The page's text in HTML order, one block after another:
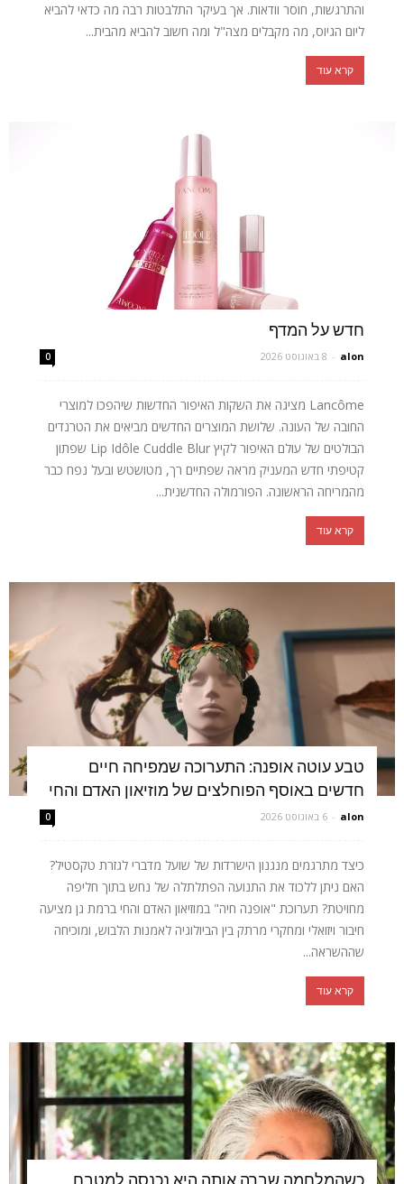
והתרגשות, חוסר וודאות. אך בעיקר התלבטות רבה מה כדאי להביא
ליום הגיוס, מה מקבלים מצה"ל ומה חשוב להביא מהבית...
קרא עוד
חדש על המדף
alon
- 8 באוגוסט 2026 0
Lancôme מציגה את השקות האיפור החדשות שיהפכו למוצרי
החובה של העונה. שלושת המוצרים החדשים מביאים את הטרנדים
הבולטים של עולם האיפור לקיץ Lip Idôle Cuddle Blur שפתון
קטיפתי חדש המעניק מראה שפתיים רך, מטושטש ובעל נפח כבר
מהמריחה הראשונה. הפורמולה החדשנית...
קרא עוד
טבע עוטה אופנה: התערוכה שמפיחה חיים
חדשים באוסף הפוחלצים של מוזיאון האדם והחי
alon
- 6 באוגוסט 2026 0
כיצד מתרגמים מנגנון הישרדות של שועל מדברי לגזרת טקסטיל?
האם ניתן ללכוד את התנועה הפתלתלה של נחש בתוך חליפה
מחויטת? תערוכת "אופנה חיה" במוזיאון האדם והחי ברמת גן מציעה
חיבור ויזואלי ומחקרי מרתק בין הביולוגיה לאמנות הלבוש, ומוכיחה
שההשראה...
קרא עוד
כשהמלחמה שברה אותה היא נכנסה למטבח,